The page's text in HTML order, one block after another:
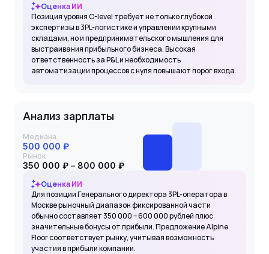
Оценка ИИ
Позиция уровня C-level требует не только глубокой
экспертизы в 3PL-логистике и управлении крупными
складами, но и предпринимательского мышления для
выстраивания прибыльного бизнеса. Высокая
ответственность за P&L и необходимость
автоматизации процессов с нуля повышают порог входа.
Анализ зарплаты
Медиана
500 000 ₽
Рынок
350 000 ₽ – 800 000 ₽
Оценка ИИ
Для позиции Генерального директора 3PL-оператора в
Москве рыночный диапазон фиксированной части
обычно составляет 350 000 – 600 000 рублей плюс
значительные бонусы от прибыли. Предложение Alpine
Floor соответствует рынку, учитывая возможность
участия в прибыли компании.